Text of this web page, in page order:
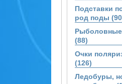
Подставки
род поды
Рыболовные
(88)
Очки
(126)
Ледобуры,